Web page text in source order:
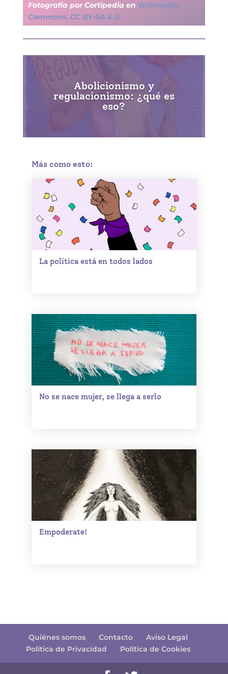
Fotografía por Cortipedia en Wikimedia
Commons. CC BY-SA 4.0.
Abolicionismo y
regulacionismo: ¿qué es
eso?
Más como esto:
La política está en todos lados
No se nace mujer, se llega a serlo
Empoderate!
Quiénes somos Contacto
Aviso Legal
Política de Privacidad
Política de Cookies